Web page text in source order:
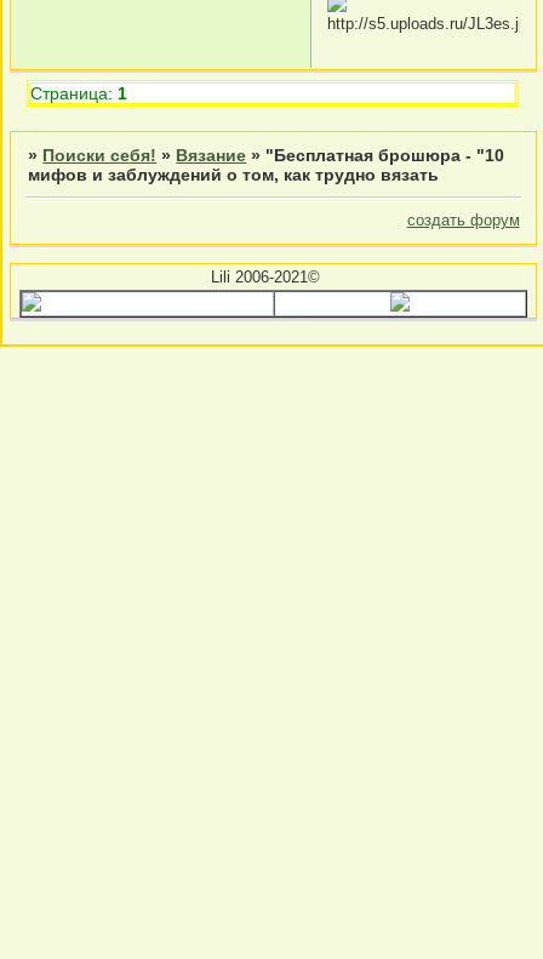
Страница: 1
» Поиски себя! » Вязание » "Бесплатная брошюра - "10
мифов и заблуждений о том, как трудно вязать
создать форум
Lili 2006-2021©